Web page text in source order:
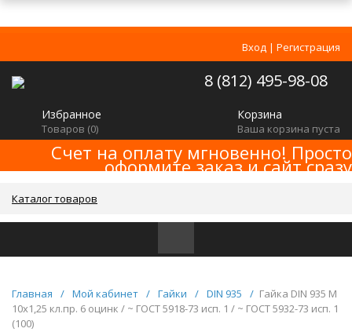
Вход | Регистрация
8 (812) 495-98-08
Избранное
Товаров (0)
Корзина
Ваша корзина пуста
Счет на оплату мгновенно! Просто
оформите заказ и сайт сразу
Каталог товаров
Главная / Мой кабинет / Гайки / DIN 935 / Гайка DIN 935 M
10x1,25 кл.пр. 6 оцинк / ~ ГОСТ 5918-73 исп. 1 / ~ ГОСТ 5932-73 исп. 1
(100)